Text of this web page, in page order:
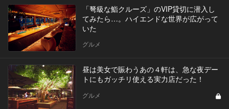
「弩級な鮨クルーズ」のVIP貸切に潜入し
てみたら…。ハイエンドな世界が広がって
いた
グルメ
昼は美女で賑わうあの４軒は、急な夜デー
トにもガッチリ使える実力店だった！
グルメ